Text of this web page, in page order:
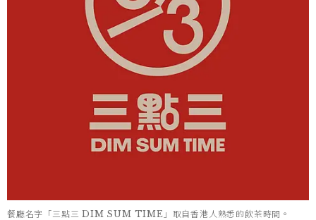
餐廳名字「三點三 DIM SUM TIME」取自香港人熟悉的飲茶時間。